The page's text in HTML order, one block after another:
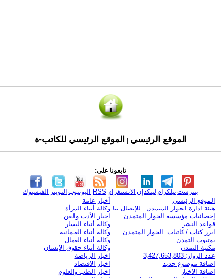
الموقع الرئيسي الموقع الرئيسي للكاتب-ة
تابعونا على:
الفيسبوك التويتر اليوتيوب RSS الانستغرام لينكدإن تيلكرامبنترست
الموقع الرئيسي
هيئة ادارة الحوار المتمدن - للإتصال بنا
إحصائيات مؤسسة الحوار المتمدن
قواعد النشر
ابرز كتاب / كاتبات الحوار المتمدن
يوتيوب التمدن
مكتبة التمدن
عدد الزوار: 3,427,653,803
اضافة موضوع جديد
اضافة الاخبار
أخبار عامة
وكالة أنباء المرأة
اخبار الأدب والفن
وكالة أنباء اليسار
وكالة أنباء العلمانية
وكالة أنباء العمال
وكالة أنباء حقوق الإنسان
اخبار الرياضة
اخبار الاقتصاد
اخبار الطب والعلوم